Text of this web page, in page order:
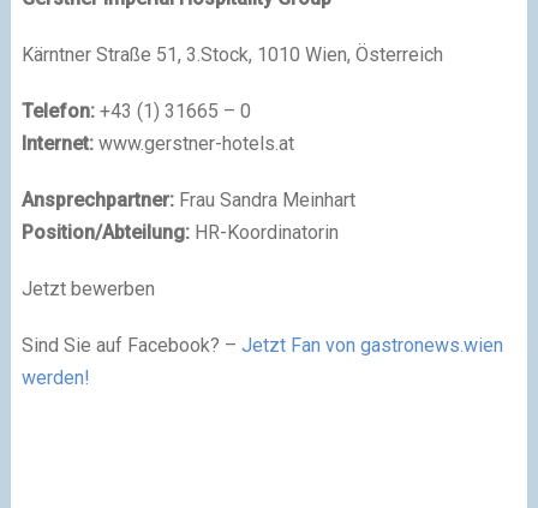
Kärntner Straße 51, 3.Stock, 1010 Wien, Österreich
Telefon:+43 (1) 31665 – 0
Internet:www.gerstner-hotels.at
Ansprechpartner:Frau Sandra Meinhart
Position/Abteilung:HR-Koordinatorin
Jetzt bewerben
Sind Sie auf Facebook? – Jetzt Fan von gastronews.wien
werden!